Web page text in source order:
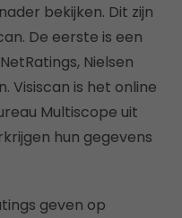
bekijken. Dit zijn
De eerste is een
Nielsen
Visiscan is het online
Multiscope uit
hun gegevens
geven op